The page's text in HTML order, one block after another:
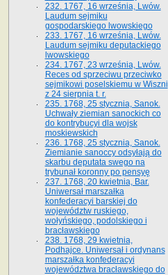
232. 1767, 16 września, Lwów.
Laudum sejmiku
gospodarskiego lwowskiego
233. 1767, 16 września, Lwów.
Laudum sejmiku deputackiego
lwowskiego
234. 1767, 23 września, Lwów.
Reces od sprzeciwu przeciwko
sejmikowi poselskiemu w Wiszni
z 24 sierpnia t. r.
235. 1768, 25 stycznia, Sanok.
Uchwały ziemian sanockich co
do kontrybucyi dla wojsk
moskiewskich
236. 1768, 25 stycznia, Sanok.
Ziemianie sanoccy odsyłają do
skarbu deputata swego na
trybunał koronny po pensyę
237. 1768, 20 kwietnia, Bar.
Uniwersał marszałka
konfederacyi barskiej do
województw ruskiego,
wołyńskiego, podolskiego i
bracławskiego
238. 1768, 29 kwietnia,
Podhajce. Uniwersał i ordynans
marszałka konfederacyi
województwa bracławskiego do